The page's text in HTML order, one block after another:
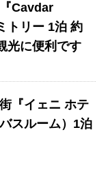
Cavdar
トリー 1泊 約
に便利です
『イェニ ホテ
スルーム）1泊